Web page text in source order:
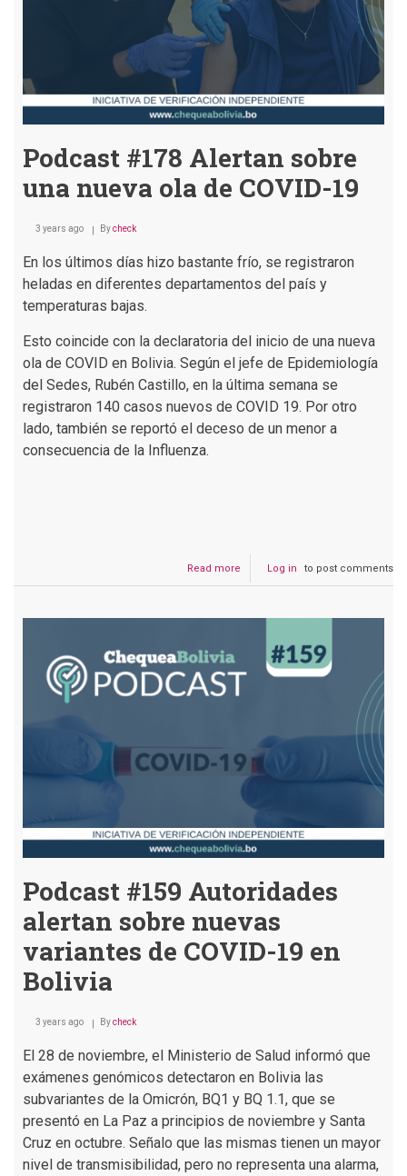
Podcast #178 Alertan sobre
una nueva ola de COVID-19
3 years ago Bycheck
En los últimos días hizo bastante frío, se registraron
heladas en diferentes departamentos del país y
temperaturas bajas.
Esto coincide con la declaratoria del inicio de una nueva
ola de COVID en Bolivia. Según el jefe de Epidemiología
del Sedes, Rubén Castillo, en la última semana se
registraron 140 casos nuevos de COVID 19. Por otro
lado, también se reportó el deceso de un menor a
consecuencia de la Influenza.
Read more
Podcast
nueva
ola
Log in to post comments
Podcast #159 Autoridades
alertan sobre nuevas
variantes de COVID-19 en
Bolivia
3 years ago Bycheck
El 28 de noviembre, el Ministerio de Salud informó que
exámenes genómicos detectaron en Bolivia las
subvariantes de la Omicrón, BQ1 y BQ 1.1, que se
presentó en La Paz a principios de noviembre y Santa
Cruz en octubre. Señalo que las mismas tienen un mayor
nivel de transmisibilidad, pero no representa una alarma,